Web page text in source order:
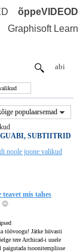
õppeVIDEOD
Graphisoft Learn
abi
populaarsemad
SUBTIITRID
noole joone valikud
mis tahes
töövoogu! Jätke hüvasti
tere Archicad-i uuele
tsoonitemplisse